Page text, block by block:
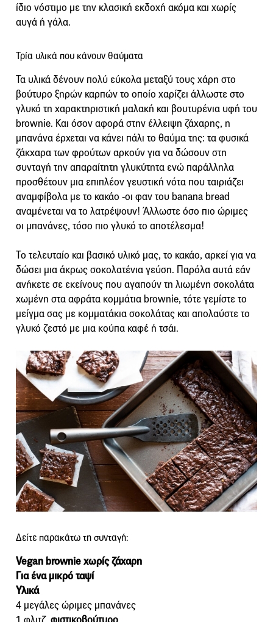
ίδιο νόστιμο με την κλασική εκδοχή ακόμα και χωρίς
αυγά ή γάλα.
Τρία υλικά που κάνουν θαύματα
Τα υλικά δένουν πολύ εύκολα μεταξύ τους χάρη στο
βούτυρο ξηρών καρπών το οποίο χαρίζει άλλωστε στο
γλυκό τη χαρακτηριστική μαλακή και βουτυρένια υφή του
brownie. Και όσον αφορά στην έλλειψη ζάχαρης, η
μπανάνα έρχεται να κάνει πάλι το θαύμα της: τα φυσικά
ζάκχαρα των φρούτων αρκούν για να δώσουν στη
συνταγή την απαραίτητη γλυκύτητα ενώ παράλληλα
προσθέτουν μια επιπλέον γευστική νότα που ταιριάζει
αναμφίβολα με το κακάο -οι φαν του banana bread
αναμένεται να το λατρέψουν! Άλλωστε όσο πιο ώριμες
οι μπανάνες, τόσο πιο γλυκό το αποτέλεσμα!
Το τελευταίο και βασικό υλικό μας, το κακάο, αρκεί για να
δώσει μια άκρως σοκολατένια γεύση. Παρόλα αυτά εάν
ανήκετε σε εκείνους που αγαπούν τη λιωμένη σοκολάτα
χωμένη στα αφράτα κομμάτια brownie, τότε γεμίστε το
μείγμα σας με κομματάκια σοκολάτας και απολαύστε το
γλυκό ζεστό με μια κούπα καφέ ή τσάι.
Δείτε παρακάτω τη συνταγή:
Vegan brownie χωρίς ζάχαρη
Για ένα μικρό ταψί
Υλικά
4 μεγάλες ώριμες μπανάνες